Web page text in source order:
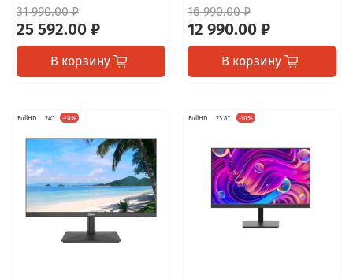
31 990.00 ₽
25 592.00 ₽
В корзину
16 990.00 ₽
12 990.00 ₽
В корзину
FullHD 24" -20% FullHD 23.8" -10%